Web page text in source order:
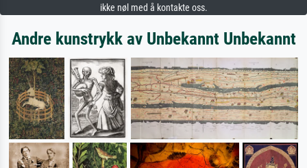
ikke nøl med å kontakte oss.
Andre kunstrykk av Unbekannt Unbekannt